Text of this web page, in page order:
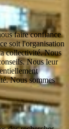
faire confiance
soit l'organisation
collectivité. Nous
Nous leur
Nous sommes